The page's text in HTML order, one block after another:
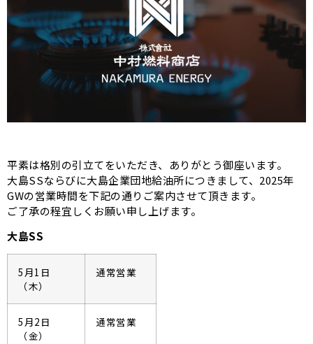
平素は格別の引立てをいただき、ありがとう御座います。
大島SSならびに大島企業団地給油所につきまして、2025年
GWの営業時間を下記の通りご案内させて頂きます。
ご了承の程宜しくお願い申し上げます。
大島SS
5月1日
（木）
通常営業
5月2日
（金）
通常営業